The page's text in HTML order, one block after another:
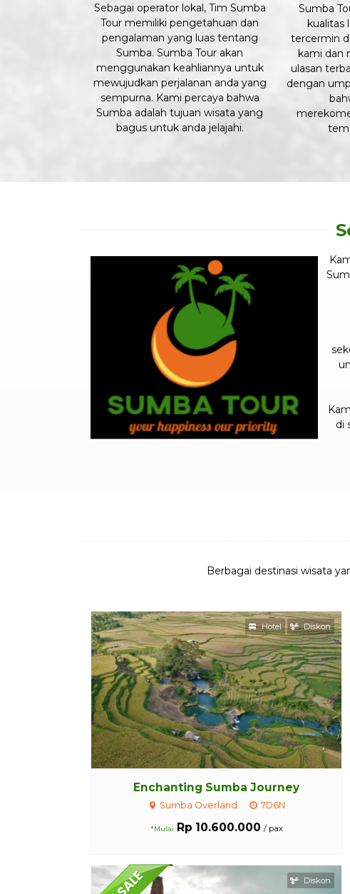
Sebagai operator lokal, Tim Sumba
Tour memiliki pengetahuan dan
pengalaman yang luas tentang
Sumba. Sumba Tour akan
menggunakan keahliannya untuk
mewujudkan perjalanan anda yang
sempurna. Kami percaya bahwa
Sumba adalah tujuan wisata yang
bagus untuk anda jelajahi.
Sumba
kualitas
tercermin
kami dan
ulasan
dengan
di
Berbagai destinasi wisata
Enchanting Sumba Journey
Sumba Overland 7D6N
*Mulai Rp 10.600.000 / pax
Hotel Diskon
Diskon